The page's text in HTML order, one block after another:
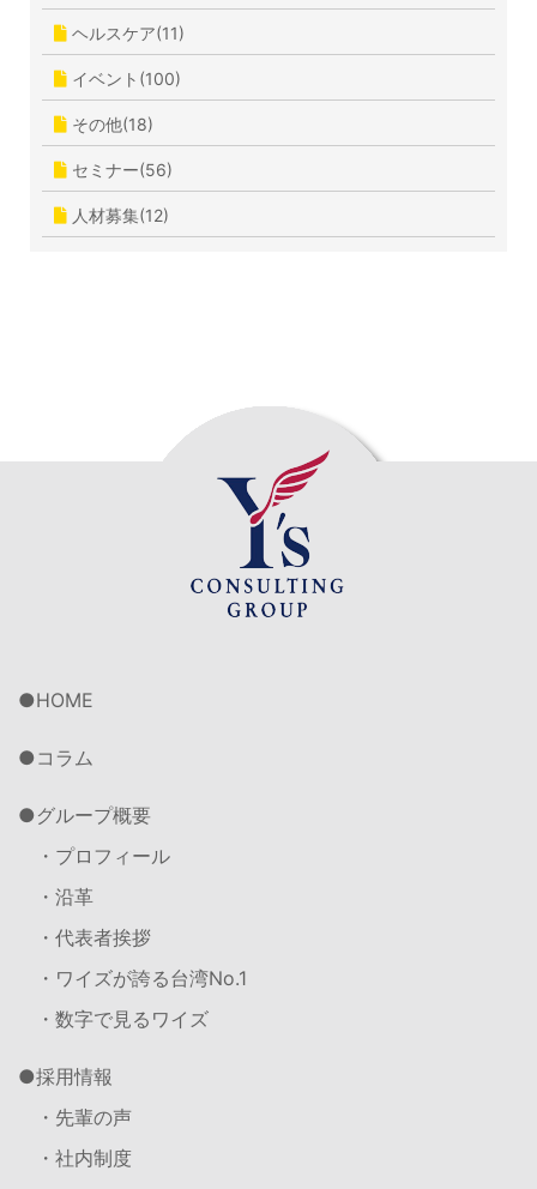
ヘルスケア(11)
イベント(100)
その他(18)
セミナー(56)
人材募集(12)
HOME
コラム
グループ概要
・プロフィール
・沿革
・代表者挨拶
・ワイズが誇る台湾No.1
・数字で見るワイズ
採用情報
・先輩の声
・社内制度